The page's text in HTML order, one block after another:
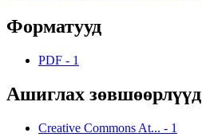
Форматууд
PDF - 1
Ашиглах зөвшөөрлүүд
Creative Commons At... - 1